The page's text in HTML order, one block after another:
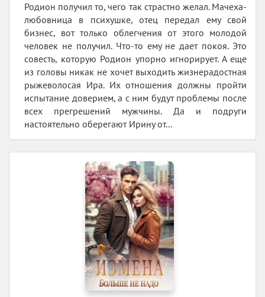
Родион получил то, чего так страстно желал. Мачеха-
любовница в психушке, отец передал ему свой
бизнес, вот только облегчения от этого молодой
человек не получил. Что-то ему не дает покоя. Это
совесть, которую Родион упорно игнорирует. А еще
из головы никак не хочет выходить жизнерадостная
рыжеволосая Ира. Их отношения должны пройти
испытание доверием, а с ним будут проблемы после
всех прегрешений мужчины. Да и подруги
настоятельно оберегают Ирину от...